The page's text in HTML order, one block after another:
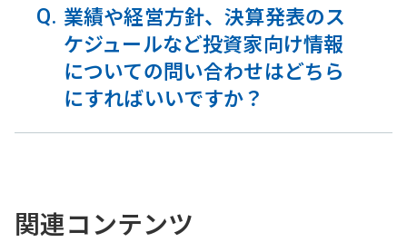
業績や経営方針、決算発表のス
ケジュールなど投資家向け情報
についての問い合わせはどちら
にすればいいですか？
関連コンテンツ